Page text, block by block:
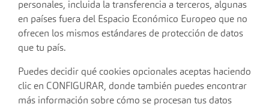
personales, incluida la transferencia a terceros, algunas
en países fuera del Espacio Económico Europeo que no
ofrecen los mismos estándares de protección de datos
que tu país.
Puedes decidir qué cookies opcionales aceptas haciendo
clic en CONFIGURAR, donde también puedes encontrar
más información sobre cómo se procesan tus datos